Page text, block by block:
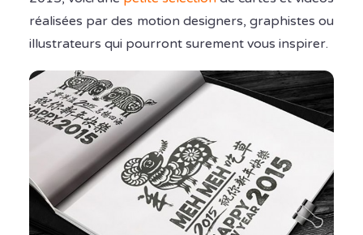
réalisées par des motion designers, graphistes ou
illustrateurs qui pourront surement vous inspirer.